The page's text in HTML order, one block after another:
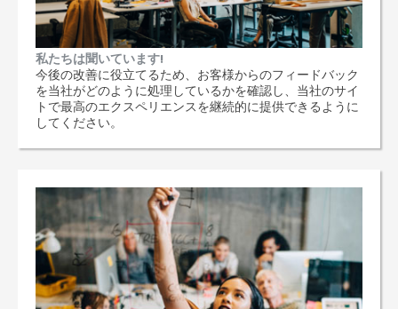
私たちは聞いています!
今後の改善に役立てるため、お客様からのフィードバック
を当社がどのように処理しているかを確認し、当社のサイ
トで最高のエクスペリエンスを継続的に提供できるように
してください。